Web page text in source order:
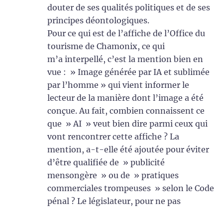
douter de ses qualités politiques et de ses
principes déontologiques.
Pour ce qui est de l’affiche de l’Office du
tourisme de Chamonix, ce qui
m’a interpellé, c’est la mention bien en
vue : » Image générée par IA et sublimée
par l’homme » qui vient informer le
lecteur de la manière dont l’image a été
conçue. Au fait, combien connaissent ce
que » AI » veut bien dire parmi ceux qui
vont rencontrer cette affiche ? La
mention, a-t-elle été ajoutée pour éviter
d’être qualifiée de » publicité
mensongère » ou de » pratiques
commerciales trompeuses » selon le Code
pénal ? Le législateur, pour ne pas